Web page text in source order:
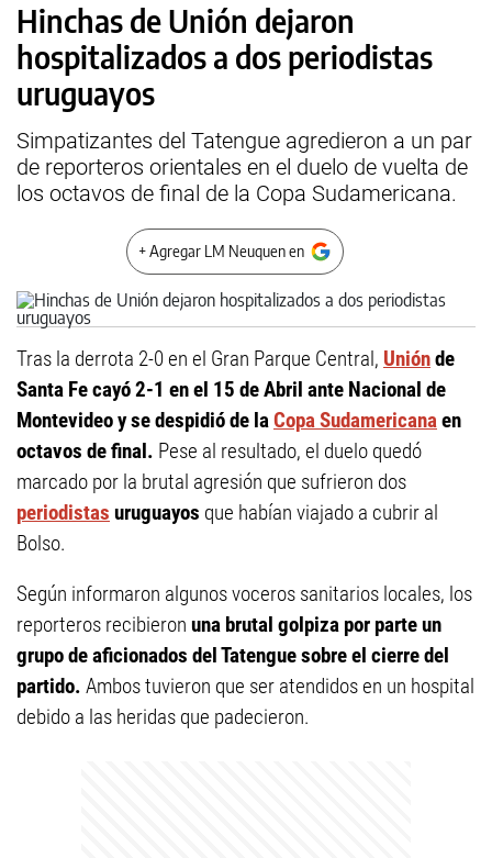
Hinchas de Unión dejaron
hospitalizados a dos periodistas
uruguayos
Simpatizantes del Tatengue agredieron a un par
de reporteros orientales en el duelo de vuelta de
los octavos de final de la Copa Sudamericana.
+ Agregar LM Neuquen en
Tras la derrota 2-0 en el Gran Parque Central, Uniónde
Santa Fe cayó 2-1 en el 15 de Abril ante Nacional de
Montevideo y se despidió de laCopa Sudamericanaen
octavos de final. Pese al resultado, el duelo quedó
marcado por la brutal agresión que sufrieron dos
periodistas uruguayos que habían viajado a cubrir al
Bolso.
Según informaron algunos voceros sanitarios locales, los
reporteros recibieron una brutal golpiza por parte un
grupo de aficionados del Tatengue sobre el cierre del
partido. Ambos tuvieron que ser atendidos en un hospital
debido a las heridas que padecieron.